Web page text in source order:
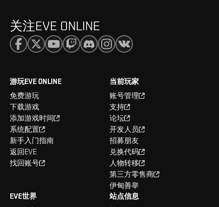
关注EVE ONLINE
游玩EVE ONLINE
免费游玩
下载游戏
添加游戏时间
系统配置
新手入门指南
返回EVE
找回账号
当前玩家
账号管理
支持
论坛
开发人员
招募朋友
兑换代码
人物转移
第三方零售商
伊甸善举
EVE世界 站点信息